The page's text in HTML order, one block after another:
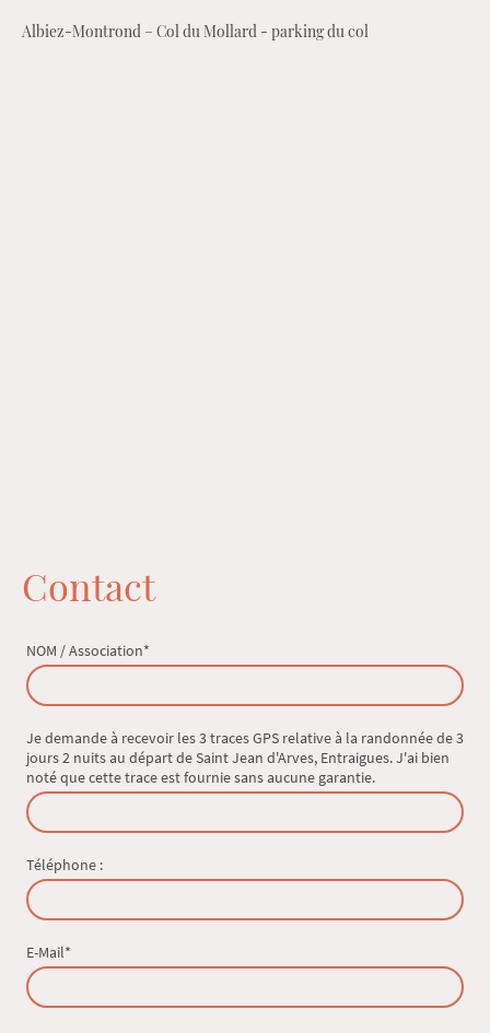
Albiez-Montrond – Col du Mollard - parking du col
Contact
NOM / Association*
Je demande à recevoir les 3 traces GPS relative à la randonnée de 3
jours 2 nuits au départ de Saint Jean d'Arves, Entraigues. J'ai bien
noté que cette trace est fournie sans aucune garantie.
Téléphone :
E-Mail*